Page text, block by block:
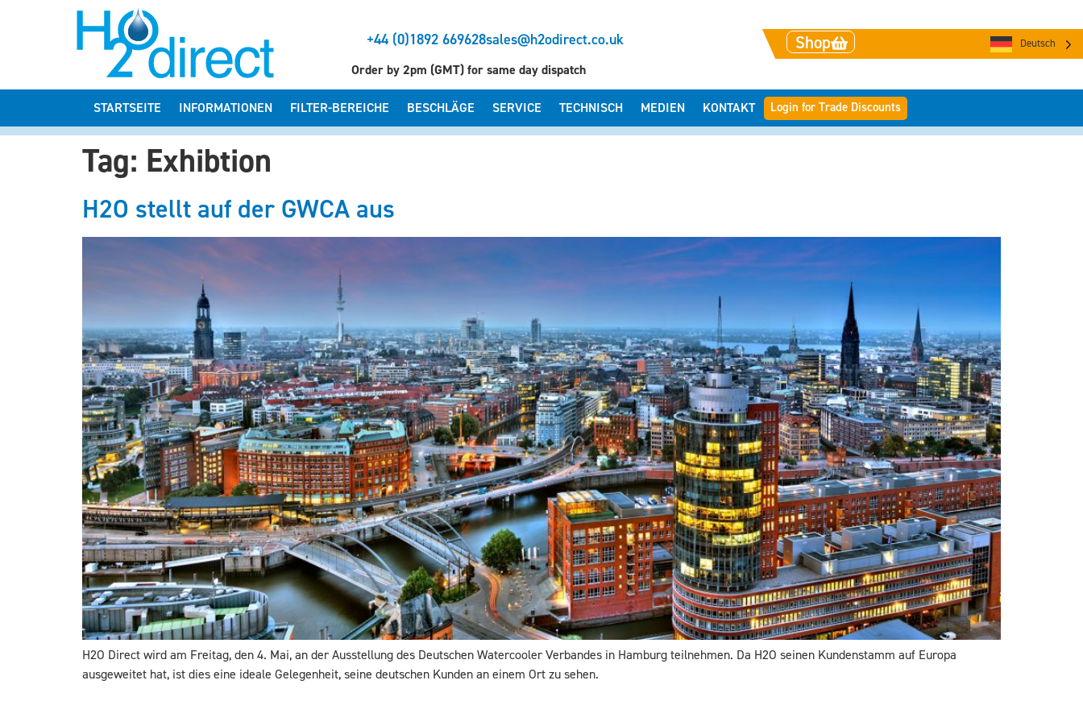
+44 (0)1892 669628sales@h2odirect.co.uk Shop Deutsch
Order by 2pm (GMT) for same day dispatch
STARTSEITE INFORMATIONEN FILTER-BEREICHE BESCHLÄGE SERVICE TECHNISCH MEDIEN KONTAKT Login for Trade Discounts
Tag: Exhibtion
H2O stellt auf der GWCA aus
H2O Direct wird am Freitag, den 4. Mai, an der Ausstellung des Deutschen Watercooler Verbandes in Hamburg teilnehmen. Da H2O seinen Kundenstamm auf Europa
ausgeweitet hat, ist dies eine ideale Gelegenheit, seine deutschen Kunden an einem Ort zu sehen.